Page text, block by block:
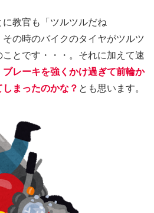
教官も「ツルツルだね
の時のバイクのタイヤがツルツ
とです・・・。それに加えて速
ブレーキを強くかけ過ぎて前輪か
まったのかな？ とも思います。